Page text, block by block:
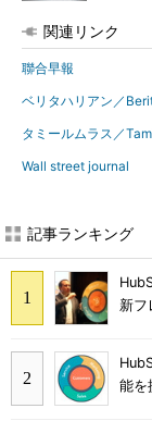
関連リンク
聯合早報
ベリタハリアン／
タミールムラス／
Wall street journal
記事ランキング
新フ
能を